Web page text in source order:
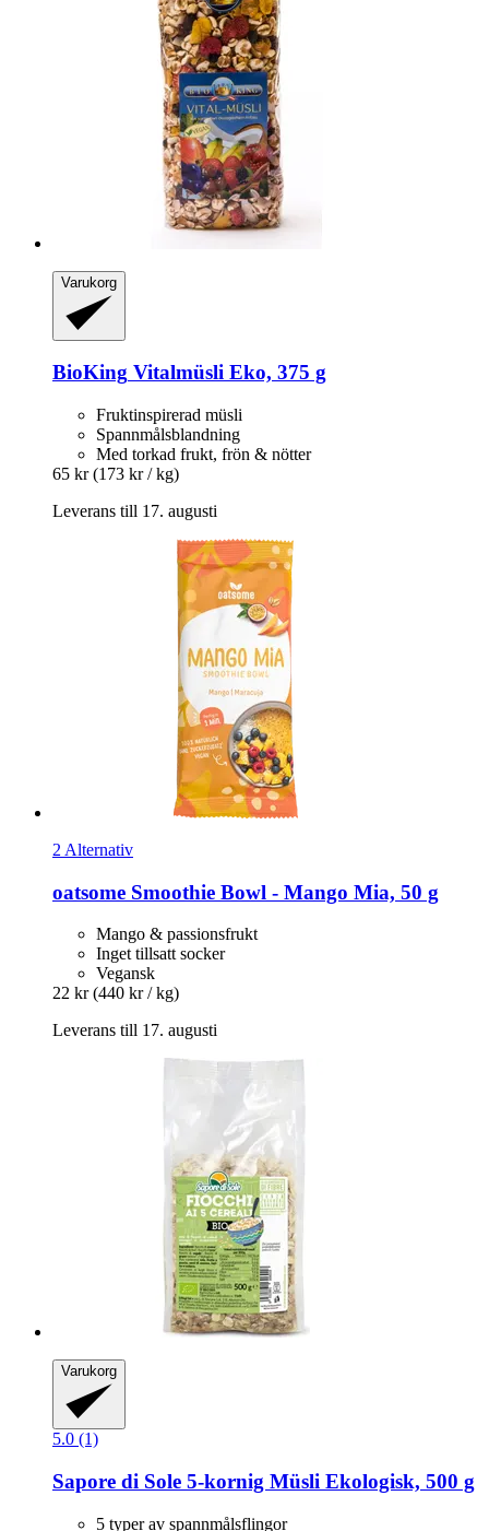
Varukorg
BioKing Vitalmüsli Eko, 375 g
Fruktinspirerad müsli
Spannmålsblandning
Med torkad frukt, frön & nötter
65 kr (173 kr / kg)
Leverans till 17. augusti
2 Alternativ
oatsome Smoothie Bowl -​ Mango Mia, 50 g
Mango & passionsfrukt
Inget tillsatt socker
Vegansk
22 kr (440 kr / kg)
Leverans till 17. augusti
Varukorg
5.0 (1)
Sapore di Sole 5-​kornig Müsli Ekologisk, 500 g
5 typer av spannmålsflingor